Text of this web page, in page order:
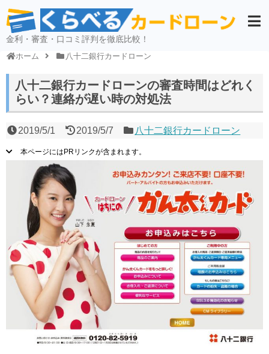
金利・審査・口コミ評判を徹底比較！
ホーム 八十二銀行カードローン
八十二銀行カードローンの審査時間はどれく
らい？連絡が遅い時の対処法
2019/5/1 2019/5/7 八十二銀行カードローン
本ページにはPRリンクが含まれます。